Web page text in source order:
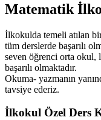
Matematik
İlkokulda temeli atılan
tüm derslerde başarılı
seven öğrenci orta okul,
başarılı olmaktadır.
Okuma- yazmanın
tavsiye ederiz.
İlkokul Özel Ders